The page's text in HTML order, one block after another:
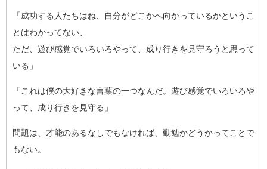
「成功する人たちはね、自分がどこかへ向かっているかというこ
と はわかってない、
ただ、遊び感覚でいろいろやって、成り行きを見守ろうと思って
いる」
「これは僕の大好きな言葉の一つなんだ。遊び感覚でいろいろや
って、成り行きを見守る」
問題は、才能のあるなしでもなければ、勤勉かどうかってことで
もない。